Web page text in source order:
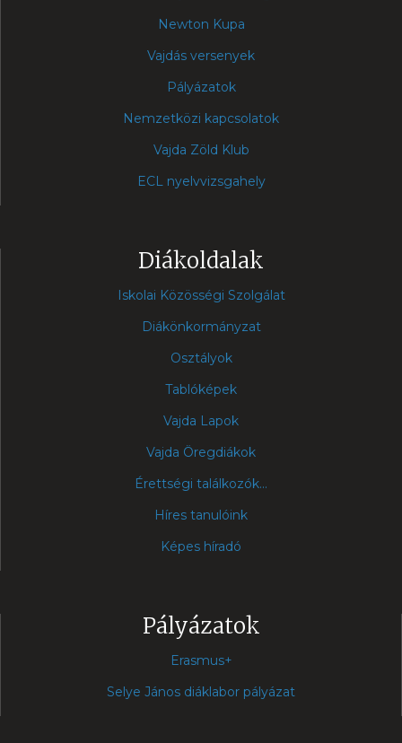
Newton Kupa
Vajdás versenyek
Pályázatok
Nemzetközi kapcsolatok
Vajda Zöld Klub
ECL nyelvvizsgahely
Diákoldalak
Iskolai Közösségi Szolgálat
Diákönkormányzat
Osztályok
Tablóképek
Vajda Lapok
Vajda Öregdiákok
Érettségi találkozók...
Híres tanulóink
Képes híradó
Pályázatok
Erasmus+
Selye János diáklabor pályázat